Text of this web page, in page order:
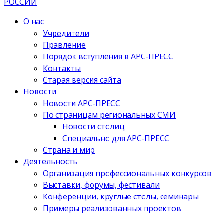
О нас
Учредители
Правление
Порядок вступления в АРС-ПРЕСС
Контакты
Старая версия сайта
Новости
Новости АРС-ПРЕСС
По страницам региональных СМИ
Новости столиц
Специально для АРС-ПРЕСС
Страна и мир
Деятельность
Организация профессиональных конкурсов
Выставки, форумы, фестивали
Конференции, круглые столы, семинары
Примеры реализованных проектов